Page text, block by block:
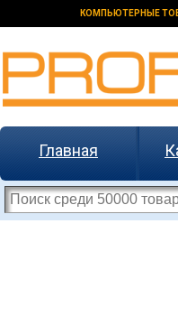
КОМПЬЮТЕРНЫЕ
Главная